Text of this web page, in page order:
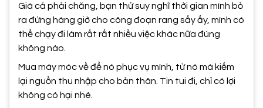
Giá cả phải chăng, bạn thử suy nghĩ thời gian mình bỏ
ra đứng hàng giờ cho công đoạn rang sấy ấy, mình có
thể chạy đi làm rất rất nhiều việc khác nữa đúng
không nào.
Mua máy móc về để nó phục vụ mình, từ nó mà kiếm
lại nguồn thu nhập cho bản thân. Tin tui đi, chỉ có lợi
không có hại nhé.